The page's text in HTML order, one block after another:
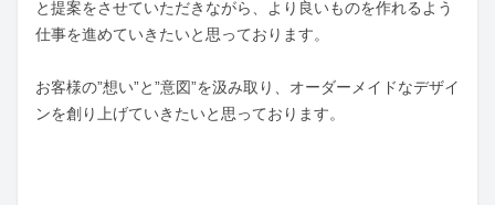
と提案をさせていただきながら、より良いものを作れるよう
仕事を進めていきたいと思っております。
お客様の”想い”と”意図”を汲み取り、オーダーメイドなデザイ
ンを創り上げていきたいと思っております。